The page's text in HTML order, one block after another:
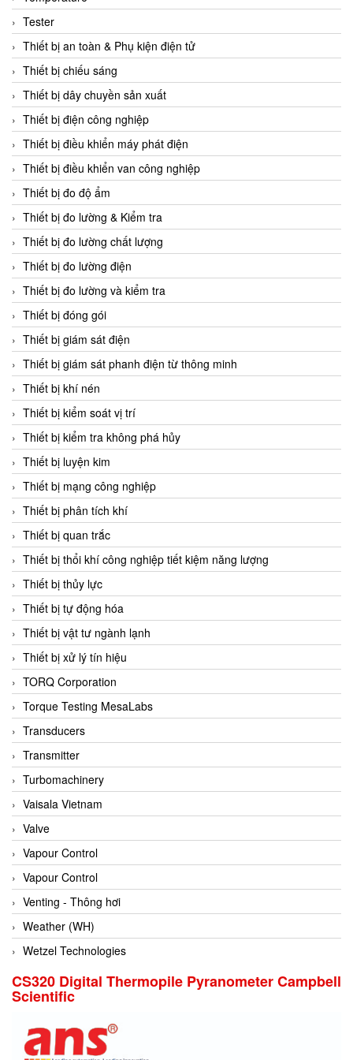
CCS
CD Automation
CEAG Sicherheitst
CEIA Vietnam
Celduc Vietnam
Cemb
Centec GmbH
CEQUBE
CHAUVIN ARNOUX
Checkline
Chino
Chiyoda Seiki
Chiyoda-Tsusho
Chongqing Huaneng
Chromalox
ChuanYi
CIC
Clage
Clake Fololo
Clark Cooper
CMC Ventilazione
Coax Valves Inc
Codel
Cofimco
Coltraco
Comat Releco
Comax
COMETECH VietNam
COMFILE Technology
Conch
Conductix/ WAMPFLER
Contrec
Contrinex
Control Solution Minesota
Copeland
Cortem
Cosa Xentaur
Cosil
Coulton
Crouzet
Crowcon
Crutec Dust Zero Vietnam
Crydom
Tester
Thiết bị an toàn & Phụ kiện điện tử
Thiết bị chiếu sáng
Thiết bị dây chuyền sản xuất
Thiết bị điện công nghiệp
Thiết bị điều khiển máy phát điện
Thiết bị điều khiển van công nghiệp
Thiết bị đo độ ẩm
Thiết bị đo lường & Kiểm tra
Thiết bị đo lường chất lượng
Thiết bị đo lường điện
Thiết bị đo lường và kiểm tra
Thiết bị đóng gói
Thiết bị giám sát điện
Thiết bị giám sát phanh điện từ thông minh
Thiết bị khí nén
Thiết bị kiểm soát vị trí
Thiết bị kiểm tra không phá hủy
Thiết bị luyện kim
Thiết bị mạng công nghiệp
Thiết bị phân tích khí
Thiết bị quan trắc
Thiết bị thổi khí công nghiệp tiết kiệm năng lượng
Thiết bị thủy lực
Thiết bị tự động hóa
Thiết bị vật tư ngành lạnh
Thiết bị xử lý tín hiệu
TORQ Corporation
Torque Testing MesaLabs
Transducers
Transmitter
Turbomachinery
Vaisala Vietnam
Valve
Vapour Control
Vapour Control
Venting - Thông hơi
Weather (WH)
Wetzel Technologies
CS320 Digital Thermopile Pyranometer Campbell
Scientific